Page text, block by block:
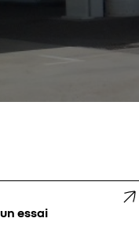
essai